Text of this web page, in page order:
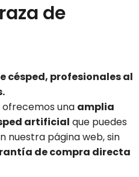
de
césped, profesionales al
ofrecemos una amplia
artificial que puedes
página web, sin
de compra directa